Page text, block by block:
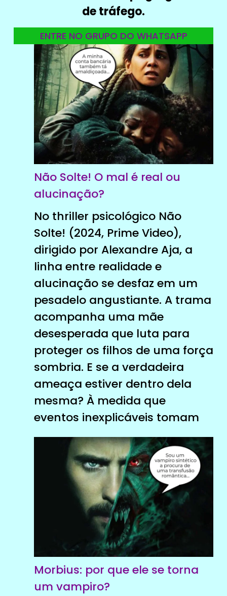
de tráfego.
ENTRE NO GRUPO DO WHATSAPP
Não Solte! O mal é real ou
alucinação?
No thriller psicológico Não
Solte! (2024, Prime Video),
dirigido por Alexandre Aja, a
linha entre realidade e
alucinação se desfaz em um
pesadelo angustiante. A trama
acompanha uma mãe
desesperada que luta para
proteger os filhos de uma força
sombria. E se a verdadeira
ameaça estiver dentro dela
mesma? À medida que
eventos inexplicáveis ​​tomam
Morbius: por que ele se torna
um vampiro?